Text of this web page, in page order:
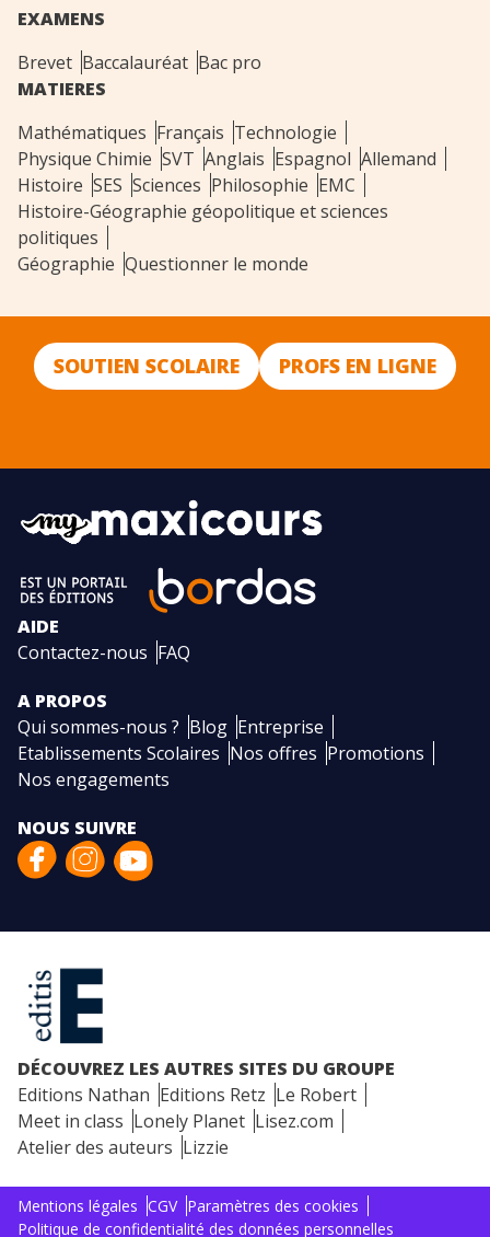
EXAMENS
Brevet Baccalauréat Bac pro
MATIERES
Mathématiques Français Technologie
Physique Chimie SVT Anglais Espagnol Allemand
Histoire SES Sciences Philosophie EMC
Histoire-Géographie géopolitique et sciences
politiques
Géographie Questionner le monde
SOUTIEN SCOLAIRE PROFS EN LIGNE
AIDE
Contactez-nous FAQ
A PROPOS
Qui sommes-nous ? Blog Entreprise
Etablissements Scolaires Nos offres Promotions
Nos engagements
NOUS SUIVRE
DÉCOUVREZ LES AUTRES SITES DU GROUPE
Editions Nathan Editions Retz Le Robert
Meet in class Lonely Planet Lisez.com
Atelier des auteurs Lizzie
Mentions légales CGV Paramètres des cookies
Politique de confidentialité des données personnelles